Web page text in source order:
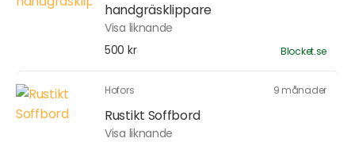
handgräsklippare
Visa liknande
500 kr
Blocket.se
Hofors 9 månader
Rustikt Soffbord
Visa liknande